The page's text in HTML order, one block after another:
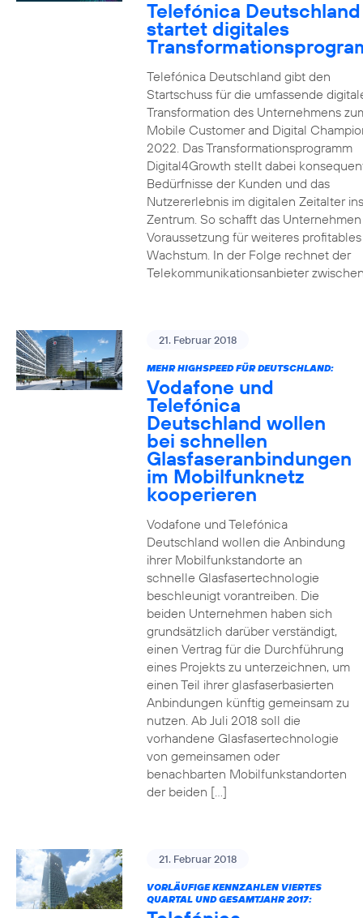
Telefónica Deutschland
startet digitales
Telefónica Deutschland gibt den
Startschuss für die umfassende
Transformation des Unternehmens
Mobile Customer and Digital
2022. Das Transformationsprogramm
Digital4Growth stellt dabei
Bedürfnisse der Kunden und das
Nutzererlebnis im digitalen Zeitalter ins
Zentrum. So schafft das
Voraussetzung für weiteres profitables
Wachstum. In der Folge rechnet der
Telekommunikationsanbieter
21. Februar 2018
MEHR HIGHSPEED FÜR DEUTSCHLAND:
Vodafone und
Telefónica
Deutschland wollen
bei schnellen
Glasfaseranbindungen
im Mobilfunknetz
kooperieren
Vodafone und Telefónica
Deutschland wollen die Anbindung
ihrer Mobilfunkstandorte an
schnelle Glasfasertechnologie
beschleunigt vorantreiben. Die
beiden Unternehmen haben sich
grundsätzlich darüber verständigt,
einen Vertrag für die Durchführung
eines Projekts zu unterzeichnen, um
einen Teil ihrer glasfaserbasierten
Anbindungen künftig gemeinsam zu
nutzen. Ab Juli 2018 soll die
vorhandene Glasfasertechnologie
von gemeinsamen oder
benachbarten Mobilfunkstandorten
der beiden […]
21. Februar 2018
VORLÄUFIGE KENNZAHLEN VIERTES
QUARTAL UND GESAMTJAHR 2017: